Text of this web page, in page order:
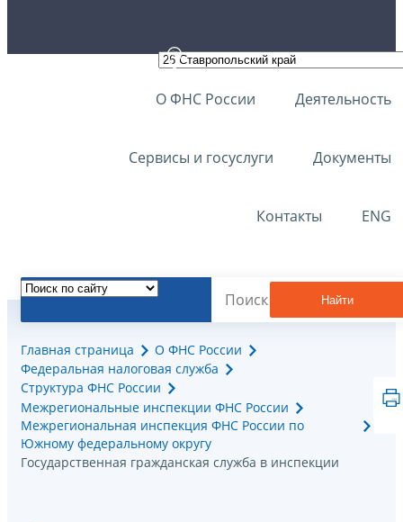
О ФНС России Деятельность
Сервисы и госуслуги Документы
Контакты ENG
Найти
Главная страница
О ФНС России
Федеральная налоговая служба
Структура ФНС России
Межрегиональные инспекции ФНС России
Межрегиональная инспекция ФНС России по
Южному федеральному округу
Государственная гражданская служба в инспекции